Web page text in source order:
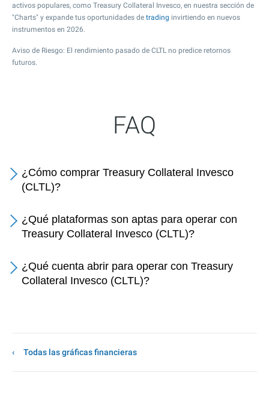
activos populares, como Treasury Collateral Invesco, en nuestra sección de
"Charts" y expande tus oportunidades de trading invirtiendo en nuevos
instrumentos en 2026.
Aviso de Riesgo: El rendimiento pasado de CLTL no predice retornos
futuros.
FAQ
¿Cómo comprar Treasury Collateral Invesco
(CLTL)?
¿Qué plataformas son aptas para operar con
Treasury Collateral Invesco (CLTL)?
¿Qué cuenta abrir para operar con Treasury
Collateral Invesco (CLTL)?
Todas las gráficas financieras